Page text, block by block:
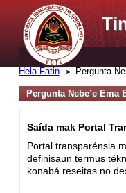
Hela-Fatin Pergunta
Pergunta Nebe’e Ema
Saída mak Portal
Portal transparénsia
definisaun termus
konabá reseitas no